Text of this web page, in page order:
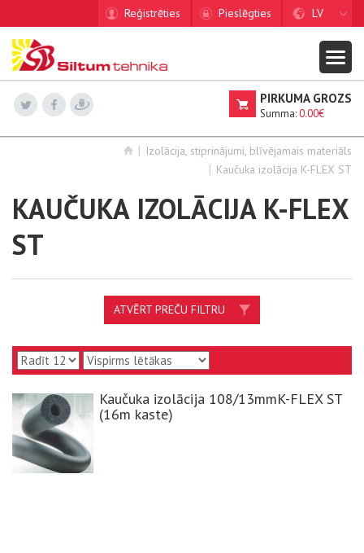
Reģistrēties Pieslēgties LV
PIRKUMA GROZS
Summa:0.00€
Izolācija, stiprinājumi, blīvējamais materiāls
Kaučuka izolācija K-FLEX ST
KAUČUKA IZOLĀCIJA K-FLEX
ST
ATVĒRT PREČU FILTRU
Kaučuka izolācija 108/13mmK-FLEX ST
(16m kaste)